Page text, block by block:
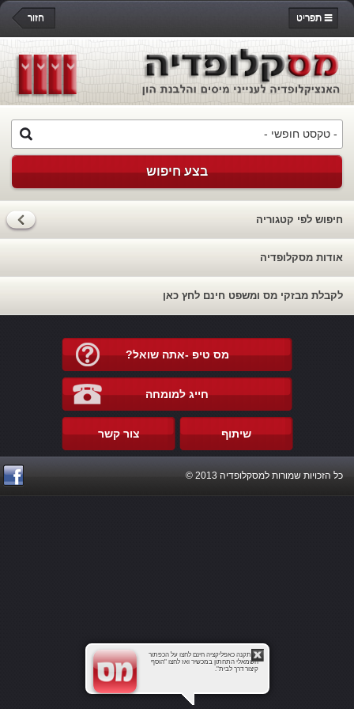
חזור תפריט
בצע חיפוש
חיפוש לפי קטגוריה
אודות מסקלופדיה
לקבלת מבזקי מס ומשפט חינם לחץ כאן
מס טיפ -אתה שואל?
חייג למומחה
צור קשר שיתוף
כל הזכויות שמורות למסקלופדיה 2013 ©
להתקנה כאפליקציה חינם לחצו על הכפתור
השמאלי התחתון במכשיר ואז לחצו "הוסף
קיצור דרך לבית".